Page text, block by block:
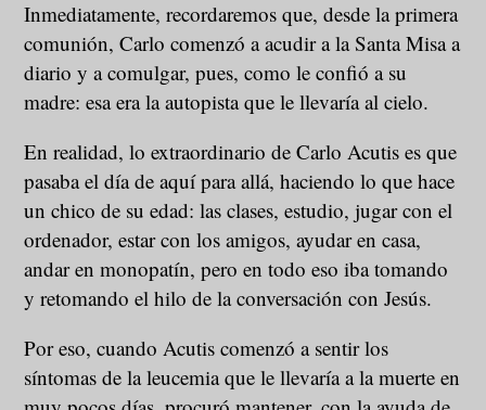
Inmediatamente, recordaremos que, desde la primera
comunión, Carlo comenzó a acudir a la Santa Misa a
diario y a comulgar, pues, como le confió a su
madre: esa era la autopista que le llevaría al cielo.
En realidad, lo extraordinario de Carlo Acutis es que
pasaba el día de aquí para allá, haciendo lo que hace
un chico de su edad: las clases, estudio, jugar con el
ordenador, estar con los amigos, ayudar en casa,
andar en monopatín, pero en todo eso iba tomando
y retomando el hilo de la conversación con Jesús.
Por eso, cuando Acutis comenzó a sentir los
síntomas de la leucemia que le llevaría a la muerte en